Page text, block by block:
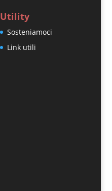
Utility
Sosteniamoci
Link utili